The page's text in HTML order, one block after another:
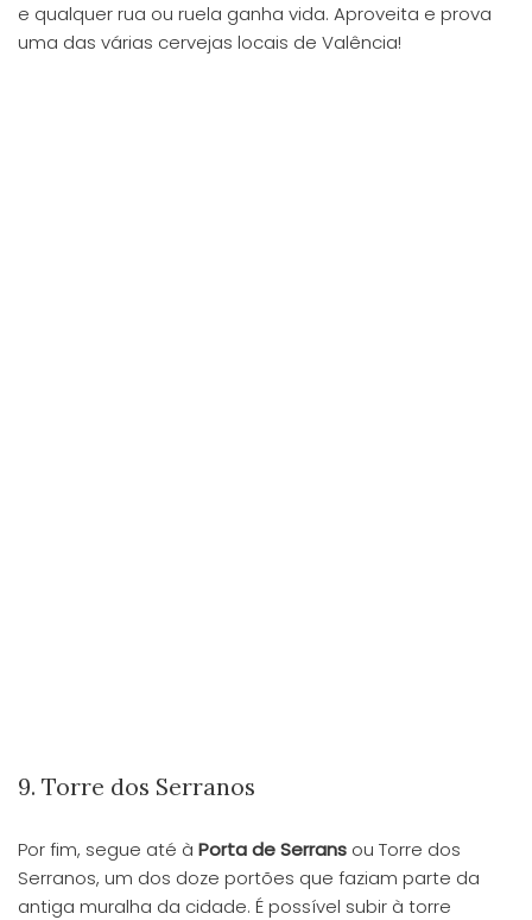
e qualquer rua ou ruela ganha vida. Aproveita e prova
uma das várias cervejas locais de Valência!
9. Torre dos Serranos
Por fim, segue até à Porta de Serrans ou Torre dos
Serranos, um dos doze portões que faziam parte da
antiga muralha da cidade. É possível subir à torre